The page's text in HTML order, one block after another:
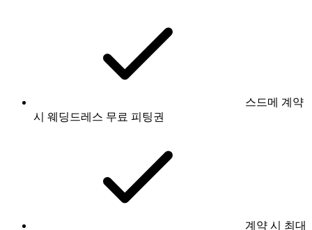
스드메 계약
시 웨딩드레스 무료 피팅권
계약 시 최대